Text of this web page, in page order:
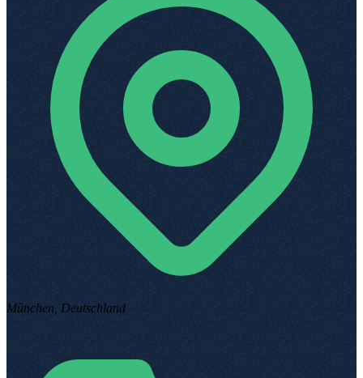
München, Deutschland